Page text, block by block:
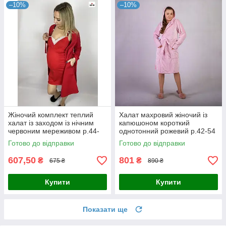
–10%
Жіночий комплект теплий
халат із заходом із нічним
червоним мереживом р.44-
58
Готово до відправки
607,50 ₴ 675 ₴
Купити
–10%
Халат махровий жіночий із
капюшоном короткий
однотонний рожевий р.42-54
Готово до відправки
801 ₴ 890 ₴
Купити
Показати ще